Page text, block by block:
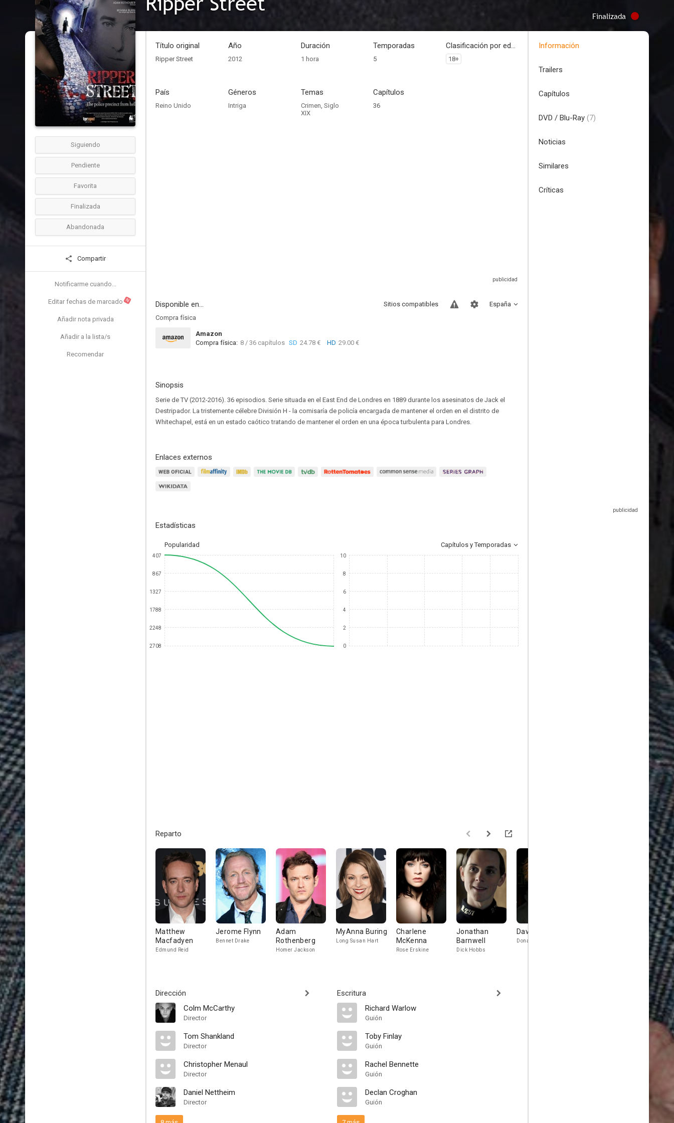
Finalizada
Siguiendo
Pendiente
Favorita
Finalizada
Abandonada
Compartir
Notificarme cuando...
Editar fechas de marcado N
Añadir nota privada
Añadir a la lista/s
Recomendar
Título original
Ripper Street
Año
2012
Duración
1 hora
Temporadas
5
Clasificación por edades
18+
País
Reino Unido
Géneros
Intriga
Temas
Crimen, Siglo
XIX
Capítulos
36
Disponible en... España
Sitios compatibles
Compra física
Amazon
Compra física: 8 / 36 capítulos SD 24.78 € HD 29.00 €
Sinopsis
Serie de TV (2012-2016). 36 episodios. Serie situada en el East End de Londres en 1889 durante los asesinatos de Jack el
Destripador. La tristemente célebre División H - la comisaría de policía encargada de mantener el orden en el distrito de
Whitechapel, está en un estado caótico tratando de mantener el orden en una época turbulenta para Londres.
Enlaces externos
Estadísticas
Popularidad Capítulos y Temporadas
407
867
1327
1788
2248
2708
10
8
6
4
2
0
Reparto
Matthew
Macfadyen
Edmund Reid
Jerome Flynn
Bennet Drake
Adam
Rothenberg
Homer Jackson
MyAnna Buring
Long Susan Hart
Charlene
McKenna
Rose Erskine
Jonathan
Barnwell
Dick Hobbs
David Wilmot
Donald Artherton
Amanda
Emily Reid
Dirección
Colm McCarthy
Director
Tom Shankland
Director
Christopher Menaul
Director
Daniel Nettheim
Director
Escritura
Richard Warlow
Guión
Toby Finlay
Guión
Rachel Bennette
Guión
Declan Croghan
Guión
Información
Trailers
Capítulos
DVD / Blu-Ray (7)
Noticias
Similares
Críticas